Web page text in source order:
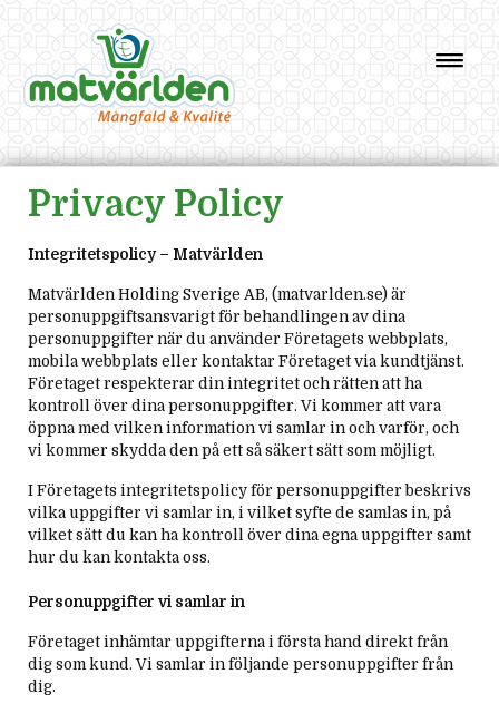
HEM
ERBJUDANDEN
ANNONSBLAD VEDDESTA
ANNONSBLAD KUNGENS KURVA
ANNONSBLAD TENSTA
MATVÄRLDEN VIP
VÅRA BUTIKER
VEDDESTA
KUNGENS KURVA
TENSTA
OM OSS
DATASKYDDSPOLICY
COOKIEPOLICY
KONTAKT
KONTAKTA OSS
Privacy Policy
Integritetspolicy – Matvärlden
Matvärlden Holding Sverige AB, (matvarlden.se) är
personuppgiftsansvarigt för behandlingen av dina
personuppgifter när du använder Företagets webbplats,
mobila webbplats eller kontaktar Företaget via kundtjänst.
Företaget respekterar din integritet och rätten att ha
kontroll över dina personuppgifter. Vi kommer att vara
öppna med vilken information vi samlar in och varför, och
vi kommer skydda den på ett så säkert sätt som möjligt.
I Företagets integritetspolicy för personuppgifter beskrivs
vilka uppgifter vi samlar in, i vilket syfte de samlas in, på
vilket sätt du kan ha kontroll över dina egna uppgifter samt
hur du kan kontakta oss.
Personuppgifter vi samlar in
Företaget inhämtar uppgifterna i första hand direkt från
dig som kund. Vi samlar in följande personuppgifter från
dig.